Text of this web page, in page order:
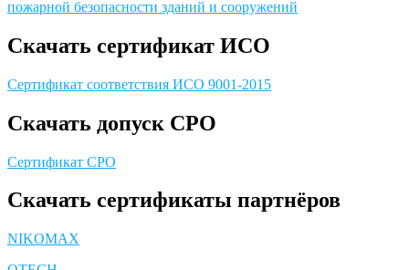
пожарной безопасности зданий и сооружений
Скачать сертификат ИСО
Сертификат соответствия ИСО 9001-2015
Скачать допуск СРО
Сертификат СРО
Скачать сертификаты партнёров
NIKOMAX